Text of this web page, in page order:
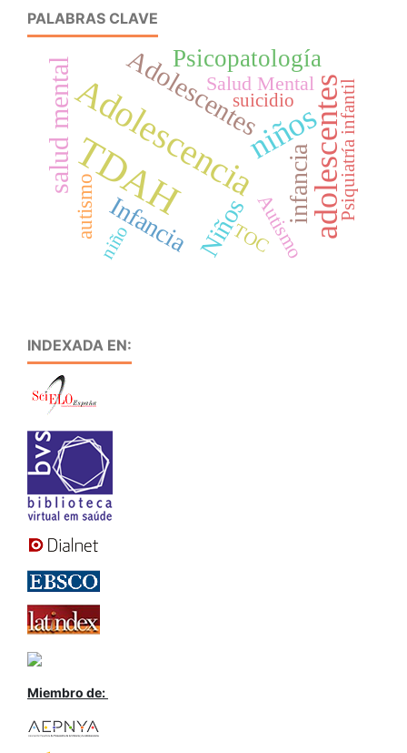
PALABRAS CLAVE
TDAH
Adolescencianiñosadolescentes
Adolescentes
salud mental
Infancia Niños
infancia
Psicopatología
autismo Autismo
Salud Mental
TOC
Psiquiatría infantil
suicidio
niño
INDEXADA EN:
Miembro de: